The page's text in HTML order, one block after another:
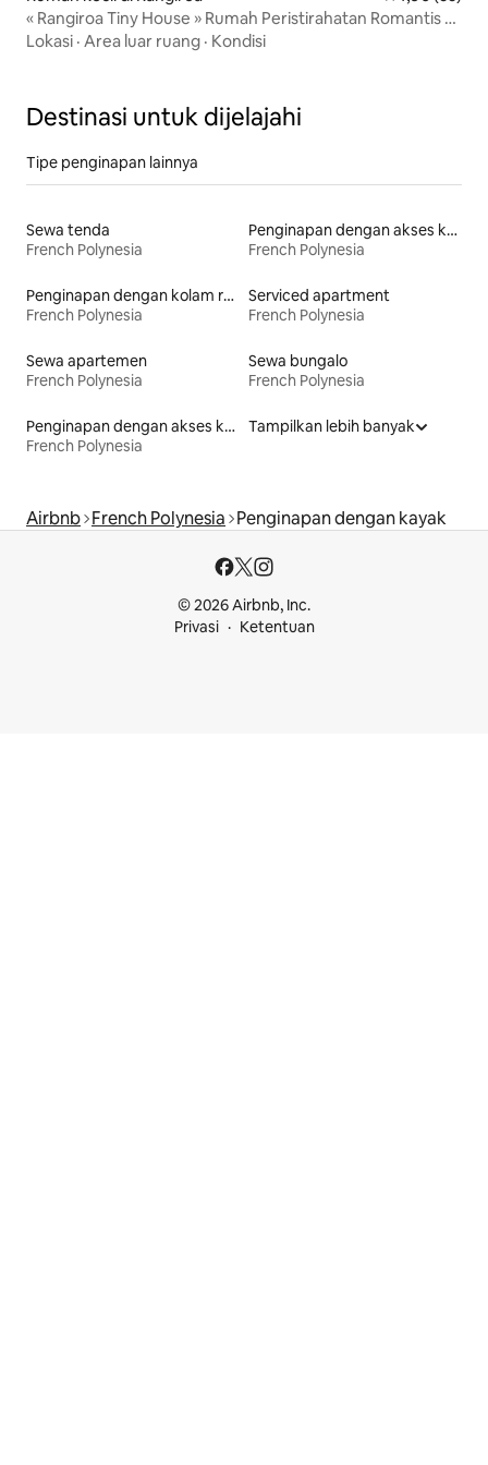
« Rangiroa Tiny House » Rumah Peristirahatan Romantis di
Laguna
Lokasi · Area luar ruang · Kondisi
Destinasi untuk dijelajahi
Tipe penginapan lainnya
Sewa tenda
French Polynesia
Penginapan dengan akses ke danau
French Polynesia
Penginapan dengan kolam renang
French Polynesia
Serviced apartment
French Polynesia
Sewa apartemen
French Polynesia
Sewa bungalo
French Polynesia
Penginapan dengan akses ke pantai
French Polynesia
Tampilkan lebih banyak
Airbnb French Polynesia Penginapan dengan kayak
© 2026 Airbnb, Inc.
Privasi
Ketentuan